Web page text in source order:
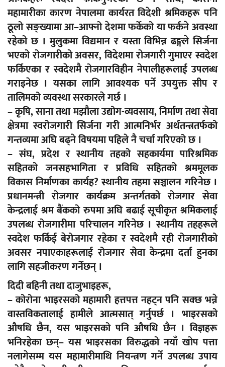
महामारीका कारण नेपालमा कार्यरत विदेशी श्रमिकहरू पनि
ठूलो सङ्ख्यामा आ–आफ्नो देशमा फर्केको या फर्कने अवस्था
रहेको छ । मुलुकमा विद्यमान र यस्ता विभिन्न ढङ्गले सिर्जना
भएको रोजगारीको अवसर, विदेशमा रोजगारी गुमाएर स्वदेश
फर्किएका र स्वदेशमै रोजगारविहीन नेपालीहरूलाई उपलब्ध
गराइनेछ । यसका लागि आवश्यक पर्ने उपयुक्त सीप र
तालिमको व्यवस्था सरकारले गर्छ ।
– कृषि, साना तथा मझौला उद्योग-व्यवसाय, निर्माण तथा सेवा
क्षेत्रमा स्वरोजगारी सिर्जना गरी आत्मनिर्भर अर्थतन्त्रतर्फको
गन्तव्यमा अघि बढ्ने विषयमा पहिले नै चर्चा गरिएको छ ।
– संघ, प्रदेश र स्थानीय तहको सहकार्यमा पारिश्रमिक
सहितको जनसहभागिता र प्रविधि सहितको श्रममूलक
विकास निर्माणका कार्यह? स्थानीय तहमा सञ्चालन गरिनेछ ।
प्रधानमन्त्री रोजगार कार्यक्रम अन्तर्गतको रोजगार सेवा
केन्द्रलाई श्रम बैंकको रुपमा अघि बढाई सूचीकृत श्रमिकलाई
उपलब्ध रोजगारीमा परिचालन गरिनेछ । स्थानीय तहहरूले
स्वदेश फर्किई बेरोजगार रहेका र स्वदेशमै रही रोजगारीको
अवसर नपाएकाहरूलाई रोजगार सेवा केन्द्रमा दर्ता हुनका
लागि सहजीकरण गर्नेछन् ।
दिदी बहिनी तथा दाजुभाइहरू,
– कोरोना भाइरसको महामारी हत्तपत्त नहट्न पनि सक्छ भन्ने
वास्तविकतालाई हामीले आत्मसात् गर्नुपर्छ । भाइरसको
औषधि छैन, यस भाइरसको पनि औषधि छैन । विज्ञहरू
भनिरहेका छन्– यस भाइरसका विरुद्धको नयाँ खोप पत्ता
नलागेसम्म यस महामारीमाथि नियन्त्रण गर्ने उपलब्ध उपाय